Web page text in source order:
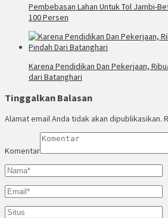
Pembebasan Lahan Untuk Tol Jambi-
100 Persen
Karena Pendidikan Dan Pekerjaan,
dari Batanghari
Tinggalkan Balasan
Alamat email Anda tidak akan dipublikasikan.
Komentar